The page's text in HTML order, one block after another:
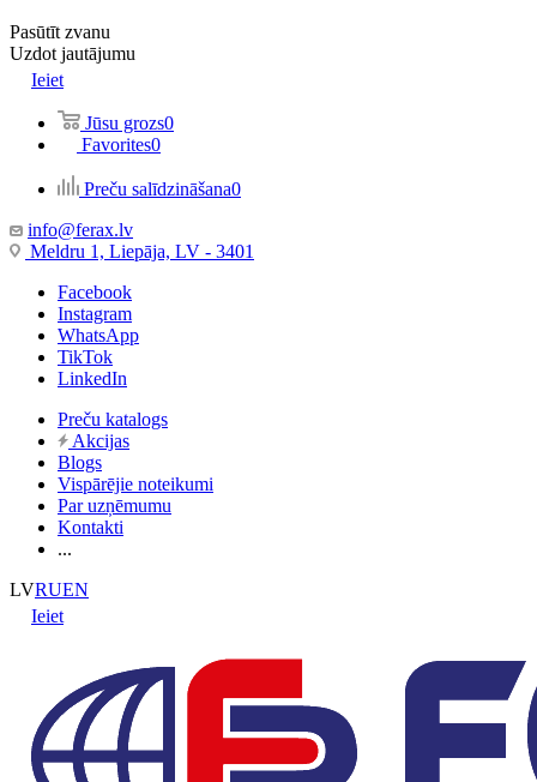
Pasūtīt zvanu
Uzdot jautājumu
Ieiet
Jūsu grozs0
Favorites0
Preču salīdzināšana0
info@ferax.lv
Meldru 1, Liepāja, LV - 3401
Facebook
Instagram
WhatsApp
TikTok
LinkedIn
Preču katalogs
Akcijas
Blogs
Vispārējie noteikumi
Par uzņēmumu
Kontakti
...
LVRUEN
Ieiet